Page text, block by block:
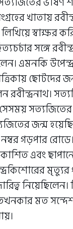
খাতায়
স্বাক্ষর
সঙ্গে
এমনকি
ছোটদের
রবীন্দ্রনাথ।
সত্যজিতের
জন্ম
গড়পার রোডে।
এবং
মৃত্যুর
মত সন্দেশ